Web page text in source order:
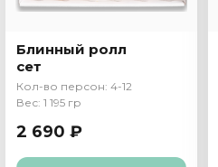
Блинный ролл
сет
Кол-во персон: 4-12
Вес: 1 195 гр
2 690 ₽